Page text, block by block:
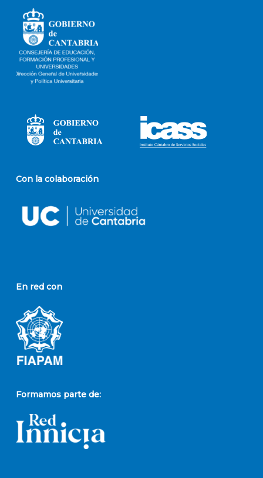
Con la colaboración
En red con
Formamos parte de: